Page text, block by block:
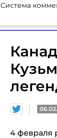
Система
4 февраля